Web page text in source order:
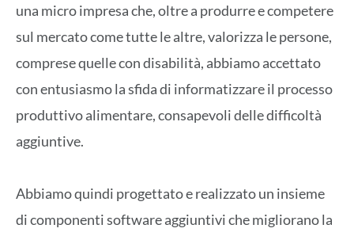
una micro impresa che, oltre a produrre e competere
sul mercato come tutte le altre, valorizza le persone,
comprese quelle con disabilità, abbiamo accettato
con entusiasmo la sfida di informatizzare il processo
produttivo alimentare, consapevoli delle difficoltà
aggiuntive.
Abbiamo quindi progettato e realizzato un insieme
di componenti software aggiuntivi che migliorano la